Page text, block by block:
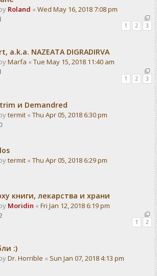
Roland « Wed May 16, 2018 7:08 pm
1 2 3
a.k.a. NAZEATA DIGRADIRVA
Marfa « Tue May 15, 2018 11:40 am
1 2 3
и Demandred
termit « Thu Apr 05, 2018 6:30 pm
termit « Thu Apr 05, 2018 6:29 pm
книги, лекарства и храни
Moridin « Fri Jan 12, 2018 6:19 pm
1 2
:)
Dr. Horrible « Sun Jan 07, 2018 4:13 pm